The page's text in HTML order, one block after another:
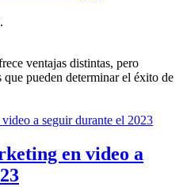
ventajas distintas, pero
pueden determinar el éxito de
en video a